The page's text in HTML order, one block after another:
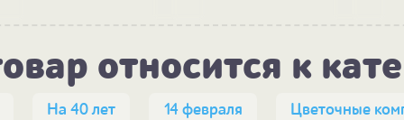
относится к
На 40 лет 14 февраля Цветочные